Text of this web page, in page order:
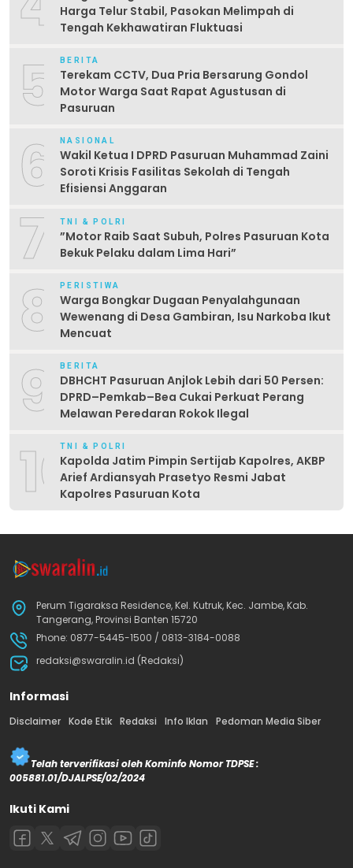
Harga Telur Stabil, Pasokan Melimpah di
Tengah Kekhawatiran Fluktuasi
5 BERITA
Terekam CCTV, Dua Pria Bersarung Gondol
Motor Warga Saat Rapat Agustusan di
Pasuruan
6 NASIONAL
Wakil Ketua I DPRD Pasuruan Muhammad Zaini
Soroti Krisis Fasilitas Sekolah di Tengah
Efisiensi Anggaran
7 TNI & POLRI
‎”Motor Raib Saat Subuh, Polres Pasuruan Kota
Bekuk Pelaku dalam Lima Hari” ‎
8 PERISTIWA
Warga Bongkar Dugaan Penyalahgunaan
Wewenang di Desa Gambiran, Isu Narkoba Ikut
Mencuat
9 BERITA
DBHCHT Pasuruan Anjlok Lebih dari 50 Persen:
DPRD–Pemkab–Bea Cukai Perkuat Perang
Melawan Peredaran Rokok Ilegal
10TNI & POLRI
Kapolda Jatim Pimpin Sertijab Kapolres, AKBP
Arief Ardiansyah Prasetyo Resmi Jabat
Kapolres Pasuruan Kota
Perum Tigaraksa Residence, Kel. Kutruk, Kec. Jambe, Kab.
Tangerang, Provinsi Banten 15720
Phone: 0877-5445-1500 / 0813-3184-0088
redaksi@swaralin.id (Redaksi)
Informasi
Disclaimer Kode Etik Redaksi Info Iklan Pedoman Media Siber
Telah terverifikasi oleh Kominfo Nomor TDPSE :
005881.01/DJALPSE/02/2024
Ikuti Kami